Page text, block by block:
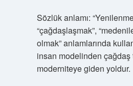
Sözlük anlamı:
“çağdaşlaşmak”,
olmak” anlamlarında
insan modelinden çağdaş
moderniteye giden yoldur.